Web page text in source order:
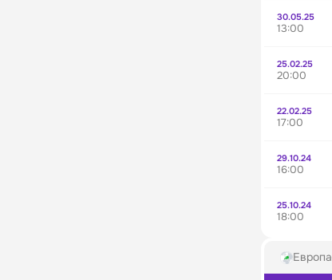
30.05.25
13:00
25.02.25
20:00
22.02.25
17:00
29.10.24
16:00
25.10.24
18:00
Европа